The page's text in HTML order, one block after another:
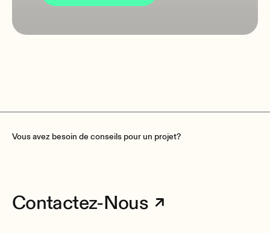
Vous avez besoin de conseils pour un projet?
Contactez-Nous